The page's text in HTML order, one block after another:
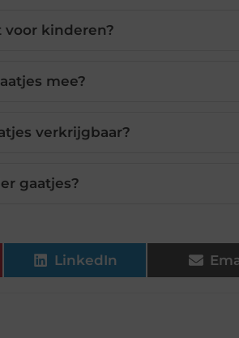
voor kinderen?
mee?
verkrijgbaar?
gaatjes?
LinkedIn